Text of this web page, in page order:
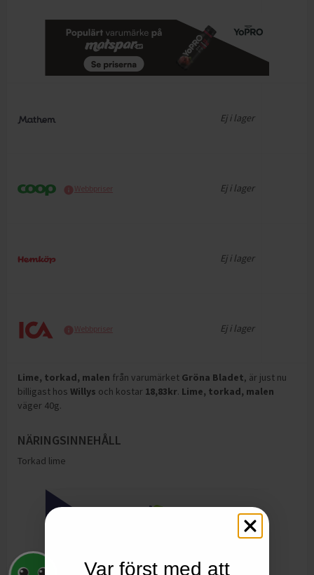
Ej i lager
Webbpriser Ej i lager
Ej i lager
Webbpriser Ej i lager
Lime, torkad, malen från varumärket Gröna Bladet, är just nu
billigast hos Willys och kostar 18,83kr. Lime, torkad, malen
väger 40g.
NÄRINGSINNEHÅLL
Torkad lime
Var först med att